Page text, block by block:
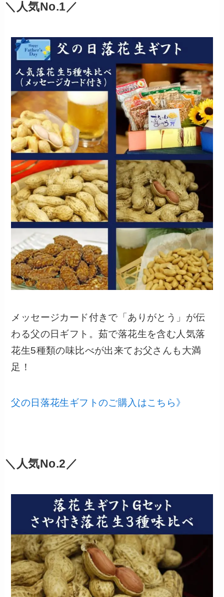
＼人気No.1／
メッセージカード付きで「ありがとう」が伝
わる父の日ギフト。茹で落花生を含む人気落
花生5種類の味比べが出来てお父さんも大満
足！
父の日落花生ギフトのご購入はこちら》
＼人気No.2／